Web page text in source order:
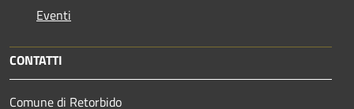
Eventi
CONTATTI
Comune di Retorbido